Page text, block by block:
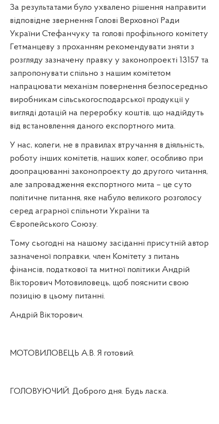
За результатами було ухвалено рішення направити
відповідне звернення Голові Верховної Ради
України Стефанчуку та голові профільного комітету
Гетманцеву з проханням рекомендувати зняти з
розгляду зазначену правку у законопроекті 13157 та
запропонувати спільно з нашим комітетом
напрацювати механізм повернення безпосередньо
виробникам сільськогосподарської продукції у
вигляді дотацій на переробку коштів, що надійдуть
від встановлення даного експортного мита.
У нас, колеги, не в правилах втручання в діяльність,
роботу інших комітетів, наших колег, особливо при
доопрацюванні законопроекту до другого читання,
але запровадження експортного мита – це суто
політичне питання, яке набуло великого розголосу
серед аграрної спільноти України та
Європейського Союзу.
Тому сьогодні на нашому засіданні присутній автор
зазначеної поправки, член Комітету з питань
фінансів, податкової та митної політики Андрій
Вікторович Мотовиловець, щоб пояснити свою
позицію в цьому питанні.
Андрій Вікторович.
МОТОВИЛОВЕЦЬ А.В. Я готовий.
ГОЛОВУЮЧИЙ. Доброго дня. Будь ласка.